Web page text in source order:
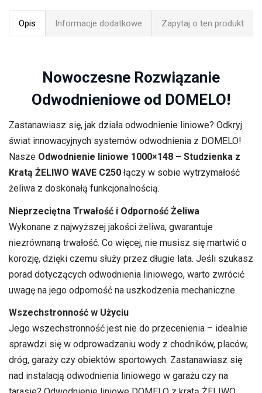
Opis Informacje dodatkowe Zapytaj o ten produkt
Nowoczesne Rozwiązanie
Odwodnieniowe od DOMELO!
Zastanawiasz się, jak działa odwodnienie liniowe? Odkryj
świat innowacyjnych systemów odwodnienia z DOMELO!
Nasze Odwodnienie liniowe 1000×148 – Studzienka z
Kratą ŻELIWO WAVE C250 łączy w sobie wytrzymałość
żeliwa z doskonałą funkcjonalnością.
Nieprzeciętna Trwałość i Odporność Żeliwa
Wykonane z najwyższej jakości żeliwa, gwarantuje
niezrównaną trwałość. Co więcej, nie musisz się martwić o
korozję, dzięki czemu służy przez długie lata. Jeśli szukasz
porad dotyczących odwodnienia liniowego, warto zwrócić
uwagę na jego odporność na uszkodzenia mechaniczne.
Wszechstronność w Użyciu
Jego wszechstronność jest nie do przecenienia – idealnie
sprawdzi się w odprowadzaniu wody z chodników, placów,
dróg, garaży czy obiektów sportowych. Zastanawiasz się
nad instalacją odwodnienia liniowego w garażu czy na